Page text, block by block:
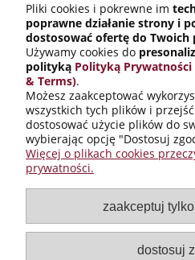
Cena regularna:
Najniższa cena:
do
Informacje
Warunki
Galanteria
Dobre na
Pliki cookies i pokrewne im
poprawne działanie strony i
dostosować ofertę do Twoich
Używamy cookies do
polityką Polityką Prywatności
& Terms).
Możesz zaakceptować
wszystkich tych plików i
dostosować użycie plików do
wybierając opcję "Dostosuj
Więcej o plikach cookies
prywatności.
zaakceptuj
dostosuj